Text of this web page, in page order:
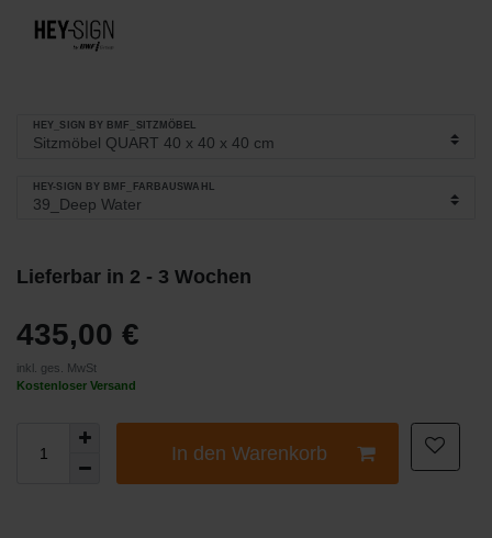
HEY_SIGN BY BMF_SITZMÖBEL
HEY-SIGN BY BMF_FARBAUSWAHL
Lieferbar in 2 - 3 Wochen
435,00 €
inkl. ges. MwSt
Kostenloser Versand
In den Warenkorb